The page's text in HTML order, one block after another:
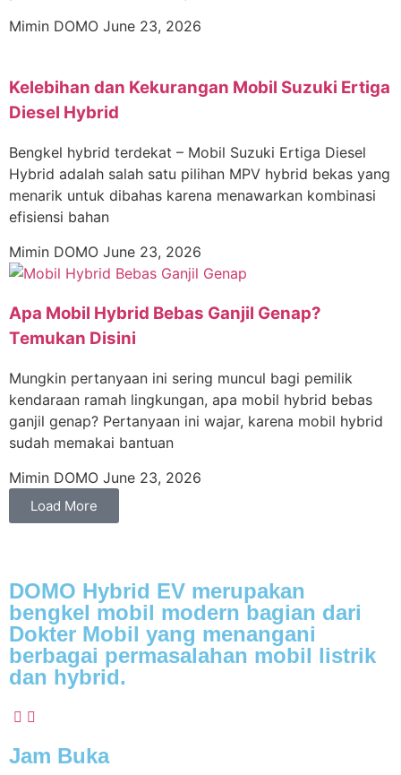
Mimin DOMO June 23, 2026
Kelebihan dan Kekurangan Mobil Suzuki Ertiga
Diesel Hybrid
Bengkel hybrid terdekat – Mobil Suzuki Ertiga Diesel
Hybrid adalah salah satu pilihan MPV hybrid bekas yang
menarik untuk dibahas karena menawarkan kombinasi
efisiensi bahan
Mimin DOMO June 23, 2026
Apa Mobil Hybrid Bebas Ganjil Genap?
Temukan Disini
Mungkin pertanyaan ini sering muncul bagi pemilik
kendaraan ramah lingkungan, apa mobil hybrid bebas
ganjil genap? Pertanyaan ini wajar, karena mobil hybrid
sudah memakai bantuan
Mimin DOMO June 23, 2026
Load More
DOMO Hybrid EV merupakan
bengkel mobil modern bagian dari
Dokter Mobil yang menangani
berbagai permasalahan mobil listrik
dan hybrid.
Jam Buka